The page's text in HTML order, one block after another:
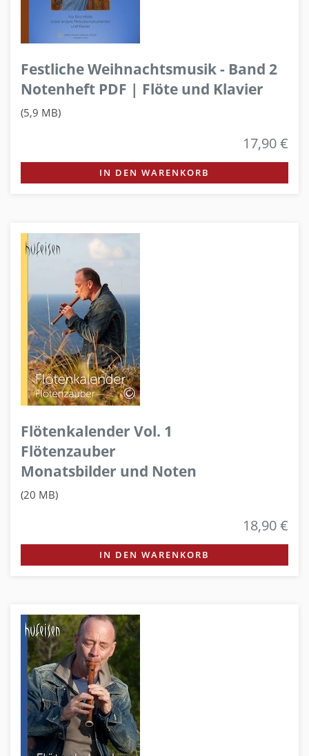
Festliche Weihnachtsmusik - Band 2
Notenheft PDF | Flöte und Klavier
(5,9 MB)
17,90 €
IN DEN WARENKORB
Flötenkalender Vol. 1
Flötenzauber
Monatsbilder und Noten
(20 MB)
18,90 €
IN DEN WARENKORB